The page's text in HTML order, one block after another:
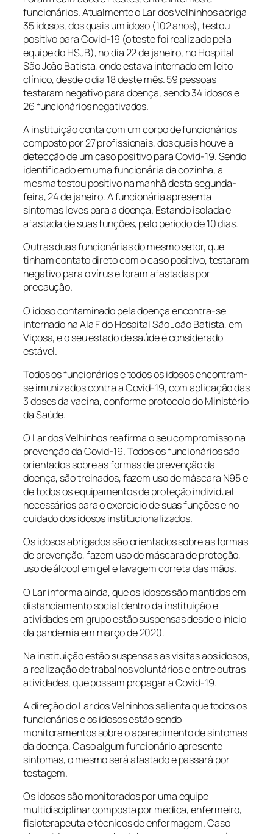
funcionários. Atualmente o Lar dos Velhinhos abriga
35 idosos, dos quais um idoso (102 anos), testou
positivo para Covid-19 (o teste foi realizado pela
equipe do HSJB), no dia 22 de janeiro, no Hospital
São João Batista, onde estava internado em leito
clínico, desde o dia 18 deste mês. 59 pessoas
testaram negativo para doença, sendo 34 idosos e
26 funcionários negativados.
A instituição conta com um corpo de funcionários
composto por 27 profissionais, dos quais houve a
detecção de um caso positivo para Covid-19. Sendo
identificado em uma funcionária da cozinha, a
mesma testou positivo na manhã desta segunda-
feira, 24 de janeiro. A funcionária apresenta
sintomas leves para a doença. Estando isolada e
afastada de suas funções, pelo período de 10 dias.
Outras duas funcionárias do mesmo setor, que
tinham contato direto com o caso positivo, testaram
negativo para o vírus e foram afastadas por
precaução.
O idoso contaminado pela doença encontra-se
internado na Ala F do Hospital São João Batista, em
Viçosa, e o seu estado de saúde é considerado
estável.
Todos os funcionários e todos os idosos encontram-
se imunizados contra a Covid-19, com aplicação das
3 doses da vacina, conforme protocolo do Ministério
da Saúde.
O Lar dos Velhinhos reafirma o seu compromisso na
prevenção da Covid-19. Todos os funcionários são
orientados sobre as formas de prevenção da
doença, são treinados, fazem uso de máscara N95 e
de todos os equipamentos de proteção individual
necessários para o exercício de suas funções e no
cuidado dos idosos institucionalizados.
Os idosos abrigados são orientados sobre as formas
de prevenção, fazem uso de máscara de proteção,
uso de álcool em gel e lavagem correta das mãos.
O Lar informa ainda, que os idosos são mantidos em
distanciamento social dentro da instituição e
atividades em grupo estão suspensas desde o início
da pandemia em março de 2020.
Na instituição estão suspensas as visitas aos idosos,
a realização de trabalhos voluntários e entre outras
atividades, que possam propagar a Covid-19.
A direção do Lar dos Velhinhos salienta que todos os
funcionários e os idosos estão sendo
monitoramentos sobre o aparecimento de sintomas
da doença. Caso algum funcionário apresente
sintomas, o mesmo será afastado e passará por
testagem.
Os idosos são monitorados por uma equipe
multidisciplinar composta por médica, enfermeiro,
fisioterapeuta e técnicos de enfermagem. Caso